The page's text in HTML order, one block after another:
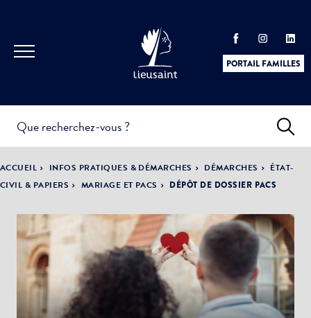
PORTAIL FAMILLES
PRATIQUES &
DÉMARCHES
ACTUALITÉS &
ÉVÈNEMENTS
LA VILLE
DÉMOCRATIE
PARTICIPATIVE
ACCUEIL INFOS PRATIQUES & DÉMARCHES DÉMARCHES
ÉTAT-
CIVIL & PAPIERS
MARIAGE ET PACS DÉPÔT DE DOSSIER PACS